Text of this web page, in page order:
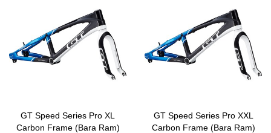
GT Speed Series Pro XL
Carbon Frame (Bara Ram)
GT Speed Series Pro XXL
Carbon Frame (Bara Ram)